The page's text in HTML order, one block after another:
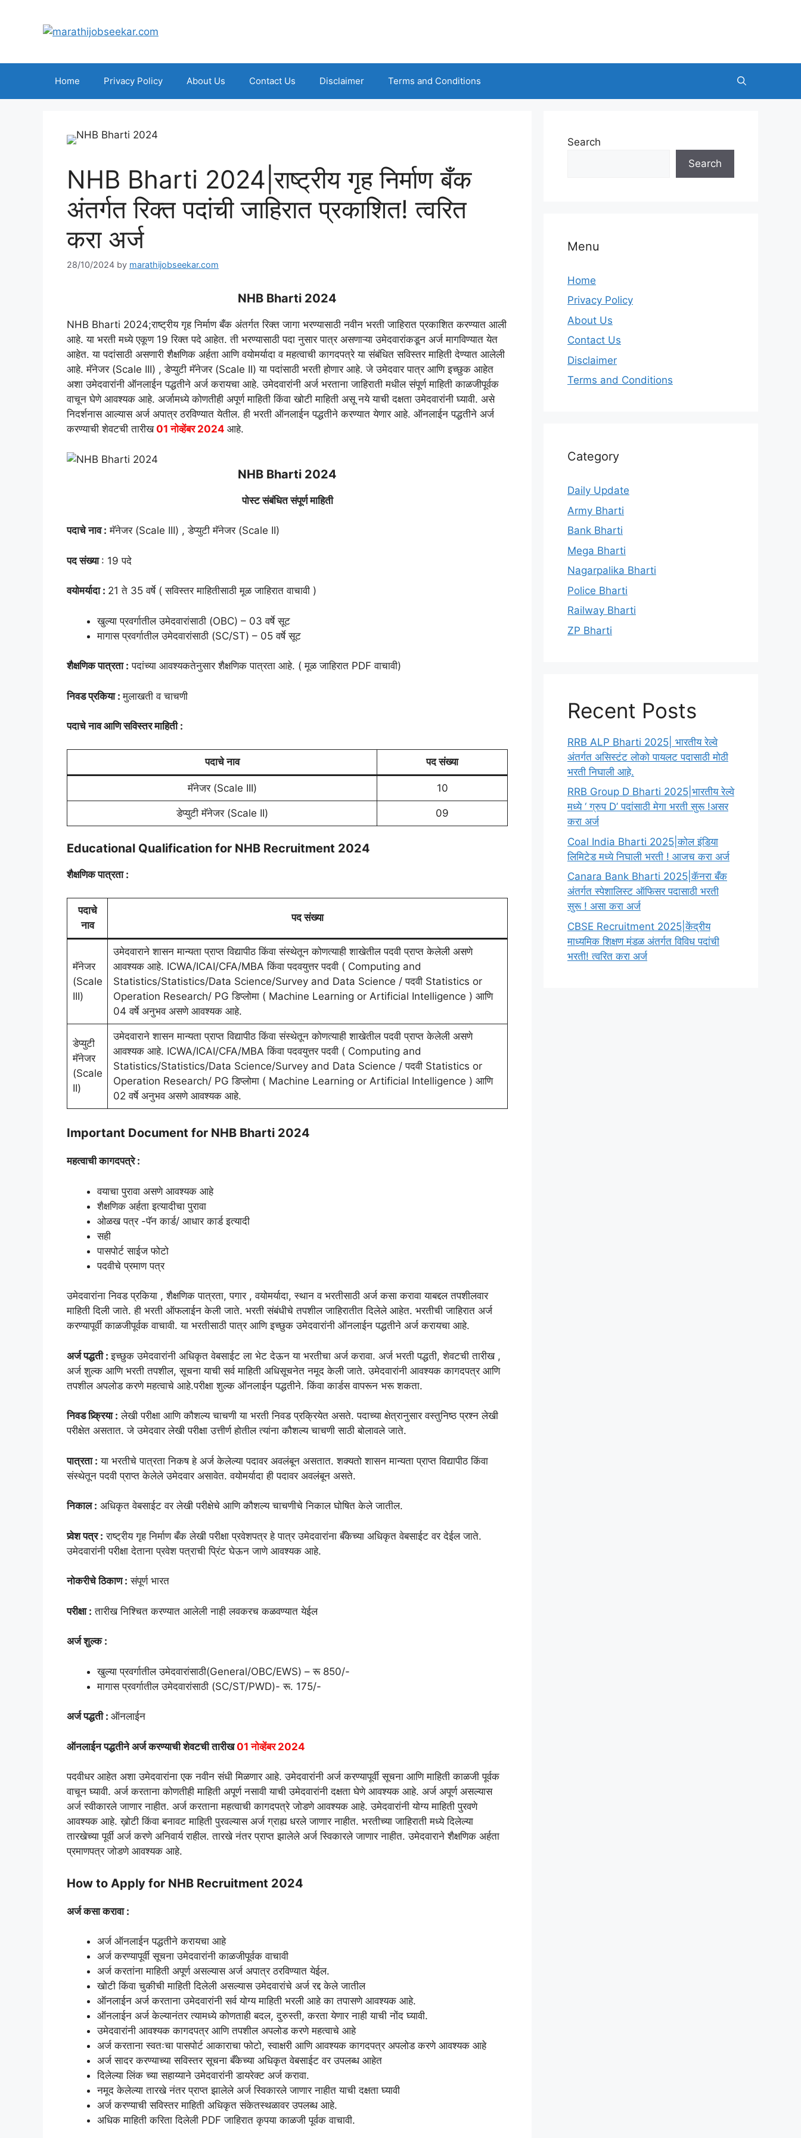
Home Privacy Policy About Us Contact Us Disclaimer Terms and Conditions
NHB Bharti 2024|राष्ट्रीय गृह निर्माण बँक
अंतर्गत रिक्त पदांची जाहिरात प्रकाशित! त्वरित
करा अर्ज
28/10/2024 by marathijobseekar.com
NHB Bharti 2024
NHB Bharti 2024;राष्ट्रीय गृह निर्माण बँक अंतर्गत रिक्त जागा भरण्यासाठी नवीन भरती जाहिरात प्रकाशित करण्यात आली
आहे. या भरती मध्ये एकूण 19 रिक्त पदे आहेत. ती भरण्यासाठी पदा नुसार पात्र असणाऱ्या उमेदवारांकडून अर्ज मागविण्यात येत
आहेत. या पदांसाठी असणारी शैक्षणिक अर्हता आणि वयोमर्यादा व महत्वाची कागदपत्रे या संबंधित सविस्तर माहिती देण्यात आलेली
आहे. मॅनेजर (Scale III) , डेप्युटी मॅनेजर (Scale II) या पदांसाठी भरती होणार आहे. जे उमेदवार पात्र आणि इच्छुक आहेत
अशा उमेदवारांनी ऑनलाईन पद्धतीने अर्ज करायचा आहे. उमेदवारांनी अर्ज भरताना जाहिराती मधील संपूर्ण माहिती काळजीपूर्वक
वाचून घेणे आवश्यक आहे. अर्जामध्ये कोणतीही अपूर्ण माहिती किंवा खोटी माहिती असू नये याची दक्षता उमेदवारांनी घ्यावी. असे
निदर्शनास आल्यास अर्ज अपात्र ठरविण्यात येतील. ही भरती ऑनलाईन पद्धतीने करण्यात येणार आहे. ऑनलाईन पद्धतीने अर्ज
करण्याची शेवटची तारीख01 नोव्हेंबर 2024 आहे.
NHB Bharti 2024
पोस्ट संबंधित संपूर्ण माहिती
पदाचे नाव : मॅनेजर (Scale III) , डेप्युटी मॅनेजर (Scale II)
पद संख्या : 19 पदे
वयोमर्यादा : 21 ते 35 वर्षे ( सविस्तर माहितीसाठी मूळ जाहिरात वाचावी )
खुल्या प्रवर्गातील उमेदवारांसाठी (OBC) – 03 वर्षे सूट
मागास प्रवर्गातील उमेदवारांसाठी (SC/ST) – 05 वर्षे सूट
शैक्षणिक पात्रता : पदांच्या आवश्यकतेनुसार शैक्षणिक पात्रता आहे. ( मूळ जाहिरात PDF वाचावी)
निवड प्रकिया :मुलाखती व चाचणी
पदाचे नाव आणि सविस्तर माहिती :
पदाचे नाव पद संख्या
मॅनेजर (Scale III) 10
डेप्युटी मॅनेजर (Scale II) 09
Educational Qualification for NHB Recruitment 2024
शैक्षणिक पात्रता :
पदाचे
नाव
पद संख्या
मॅनेजर
(Scale
III)
उमेदवाराने शासन मान्यता प्राप्त विद्यापीठ किंवा संस्थेतून कोणत्याही शाखेतील पदवी प्राप्त केलेली असणे
आवश्यक आहे. ICWA/ICAI/CFA/MBA किंवा पदवयुत्तर पदवी ( Computing and
Statistics/Statistics/Data Science/Survey and Data Science / पदवी Statistics or
Operation Research/ PG डिप्लोमा ( Machine Learning or Artificial Intelligence ) आणि
04 वर्षे अनुभव असणे आवश्यक आहे.
डेप्युटी
मॅनेजर
(Scale
II)
उमेदवाराने शासन मान्यता प्राप्त विद्यापीठ किंवा संस्थेतून कोणत्याही शाखेतील पदवी प्राप्त केलेली असणे
आवश्यक आहे. ICWA/ICAI/CFA/MBA किंवा पदवयुत्तर पदवी ( Computing and
Statistics/Statistics/Data Science/Survey and Data Science / पदवी Statistics or
Operation Research/ PG डिप्लोमा ( Machine Learning or Artificial Intelligence ) आणि
02 वर्षे अनुभव असणे आवश्यक आहे.
Important Document for NHB Bharti 2024
महत्वाची कागदपत्रे :
वयाचा पुरावा असणे आवश्यक आहे
शैक्षणिक अर्हता इत्यादीचा पुरावा
ओळख पत्र -पॅन कार्ड/ आधार कार्ड इत्यादी
सही
पासपोर्ट साईज फोटो
पदवीचे प्रमाण पत्र
उमेदवारांना निवड प्रकिया , शैक्षणिक पात्रता, पगार , वयोमर्यादा, स्थान व भरतीसाठी अर्ज कसा करावा याबद्दल तपशीलवार
माहिती दिली जाते. ही भरती ऑफलाईन केली जाते. भरती संबंधीचे तपशील जाहिरातीत दिलेले आहेत. भरतीची जाहिरात अर्ज
करण्यापूर्वी काळजीपूर्वक वाचावी. या भरतीसाठी पात्र आणि इच्छुक उमेदवारांनी ऑनलाईन पद्धतीने अर्ज करायचा आहे.
अर्ज पद्धती :इच्छुक उमेदवारांनी अधिकृत वेबसाईट ला भेट देऊन या भरतीचा अर्ज करावा. अर्ज भरती पद्धती, शेवटची तारीख ,
अर्ज शुल्क आणि भरती तपशील, सूचना याची सर्व माहिती अधिसूचनेत नमूद केली जाते. उमेदवारांनी आवश्यक कागदपत्र आणि
तपशील अपलोड करणे महत्वाचे आहे.परीक्षा शुल्क ऑनलाईन पद्धतीने. किंवा कार्डस वापरून भरू शकता.
निवड प्र्क्रिया : लेखी परीक्षा आणि कौशल्य चाचणी या भरती निवड प्रक्रियेत असते. पदाच्या क्षेत्रानुसार वस्तुनिष्ठ प्रश्न लेखी
परीक्षेत असतात. जे उमेदवार लेखी परीक्षा उत्तीर्ण होतील त्यांना कौशल्य चाचणी साठी बोलावले जाते.
पात्रता : या भरतीचे पात्रता निकष हे अर्ज केलेल्या पदावर अवलंबून असतात. शक्यतो शासन मान्यता प्राप्त विद्यापीठ किंवा
संस्थेतून पदवी प्राप्त केलेले उमेदवार असावेत. वयोमर्यादा ही पदावर अवलंबून असते.
निकाल : अधिकृत वेबसाईट वर लेखी परीक्षेचे आणि कौशल्य चाचणीचे निकाल घोषित केले जातील.
प्र्वेश पत्र : राष्ट्रीय गृह निर्माण बँक लेखी परीक्षा प्रवेशपत्र हे पात्र उमेदवारांना बँकेच्या अधिकृत वेबसाईट वर देईल जाते.
उमेदवारांनी परीक्षा देताना प्रवेश पत्राची प्रिंट घेऊन जाणे आवश्यक आहे.
नोकरीचे ठिकाण : संपूर्ण भारत
परीक्षा : तारीख निश्चित करण्यात आलेली नाही लवकरच कळवण्यात येईल
अर्ज शुल्क :
खुल्या प्रवर्गातील उमेदवारांसाठी(General/OBC/EWS) – रू 850/-
मागास प्रवर्गातील उमेदवारांसाठी (SC/ST/PWD)- रू. 175/-
अर्ज पद्धती : ऑनलाईन
ऑनलाईन पद्धतीने अर्ज करण्याची शेवटची तारीख01 नोव्हेंबर 2024
पदवीधर आहेत अशा उमेदवारांना एक नवीन संधी मिळणार आहे. उमेदवारांनी अर्ज करण्यापूर्वी सूचना आणि माहिती काळजी पूर्वक
वाचून घ्यावी. अर्ज करताना कोणतीही माहिती अपूर्ण नसावी याची उमेदवारांनी दक्षता घेणे आवश्यक आहे. अर्ज अपूर्ण असल्यास
अर्ज स्वीकारले जाणार नाहीत. अर्ज करताना महत्वाची कागदपत्रे जोडणे आवश्यक आहे. उमेदवारांनी योग्य माहिती पुरवणे
आवश्यक आहे. ख़ोटी किंवा बनावट माहिती पुरवल्यास अर्ज ग्राह्य धरले जाणार नाहीत. भरतीच्या जाहिराती मध्ये दिलेल्या
तारखेच्या पूर्वी अर्ज करणे अनिवार्य राहील. तारखे नंतर प्राप्त झालेले अर्ज स्विकारले जाणार नाहीत. उमेदवाराने शैक्षणिक अर्हता
प्रमाणपत्र जोडणे आवश्यक आहे.
How to Apply for NHB Recruitment 2024
अर्ज कसा करावा :
अर्ज ऑनलाईन पद्धतीने करायचा आहे
अर्ज करण्यापूर्वी सूचना उमेदवारांनी काळजीपूर्वक वाचावी
अर्ज करतांना माहिती अपूर्ण असल्यास अर्ज अपात्र ठरविण्यात येईल.
खोटी किंवा चुकीची माहिती दिलेली असल्यास उमेदवारांचे अर्ज रद्द केले जातील
ऑनलाईन अर्ज करताना उमेदवारांनी सर्व योग्य माहिती भरली आहे का तपासणे आवश्यक आहे.
ऑनलाईन अर्ज केल्यानंतर त्यामध्ये कोणताही बदल, दुरुस्ती, करता येणार नाही याची नोंद घ्यावी.
उमेदवारांनी आवश्यक कागदपत्र आणि तपशील अपलोड करणे महत्वाचे आहे
अर्ज करताना स्वतःचा पासपोर्ट आकाराचा फोटो, स्वाक्षरी आणि आवश्यक कागदपत्र अपलोड करणे आवश्यक आहे
अर्ज सादर करण्याच्या सविस्तर सूचना बँकेच्या अधिकृत वेबसाईट वर उपलब्ध आहेत
दिलेल्या लिंक च्या सहाय्याने उमेदवारांनी डायरेक्ट अर्ज करावा.
नमूद केलेल्या तारखे नंतर प्राप्त झालेले अर्ज स्विकारले जाणार नाहीत याची दक्षता घ्यावी
अर्ज करण्याची सविस्तर माहिती अधिकृत संकेतस्थळावर उपलब्ध आहे.
अधिक माहिती करिता दिलेली PDF जाहिरात कृपया काळजी पूर्वक वाचावी.
Search
Search
Menu
Home
Privacy Policy
About Us
Contact Us
Disclaimer
Terms and Conditions
Category
Daily Update
Army Bharti
Bank Bharti
Mega Bharti
Nagarpalika Bharti
Police Bharti
Railway Bharti
ZP Bharti
Recent Posts
RRB ALP Bharti 2025| भारतीय रेल्वे
अंतर्गत असिस्टंट लोको पायलट पदासाठी मोठी
भरती निघाली आहे.
RRB Group D Bharti 2025|भारतीय रेल्वे
मध्ये ‘ ग्रुप D’ पदांसाठी मेगा भरती सुरू !असर
करा अर्ज
Coal India Bharti 2025|कोल इंडिया
लिमिटेड मध्ये निघाली भरती ! आजच करा अर्ज
Canara Bank Bharti 2025|कॅनरा बँक
अंतर्गत स्पेशालिस्ट ऑफिसर पदासाठी भरती
सुरू ! असा करा अर्ज
CBSE Recruitment 2025|केंद्रीय
माध्यमिक शिक्षण मंडळ अंतर्गत विविध पदांची
भरती! त्वरित करा अर्ज